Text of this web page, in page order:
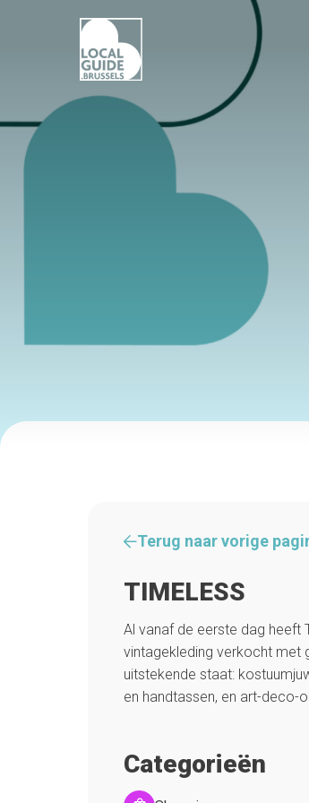
Terug naar vorige
TIMELESS
Al vanaf de eerste dag heeft
vintagekleding verkocht met
uitstekende staat:
en handtassen, en art-deco-
Categorieën